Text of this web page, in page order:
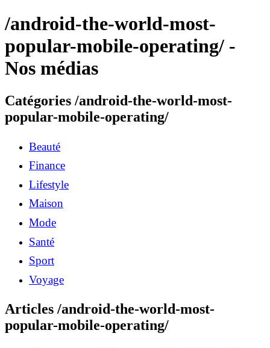
/android-the-world-most-
popular-mobile-operating/ -
Nos médias
Catégories /android-the-world-most-
popular-mobile-operating/
Beauté
Finance
Lifestyle
Maison
Mode
Santé
Sport
Voyage
Articles /android-the-world-most-
popular-mobile-operating/